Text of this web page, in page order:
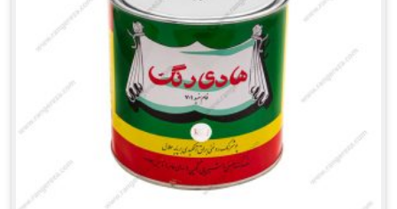
ها
ممکن
است
در
صفحه
محصول
انتخاب
شوند